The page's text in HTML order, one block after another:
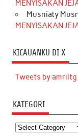
MENYISAKAN
Musniaty
MENYISAKAN
KICAUANKU DI X
Tweets by amriltg
KATEGORI
Kategori